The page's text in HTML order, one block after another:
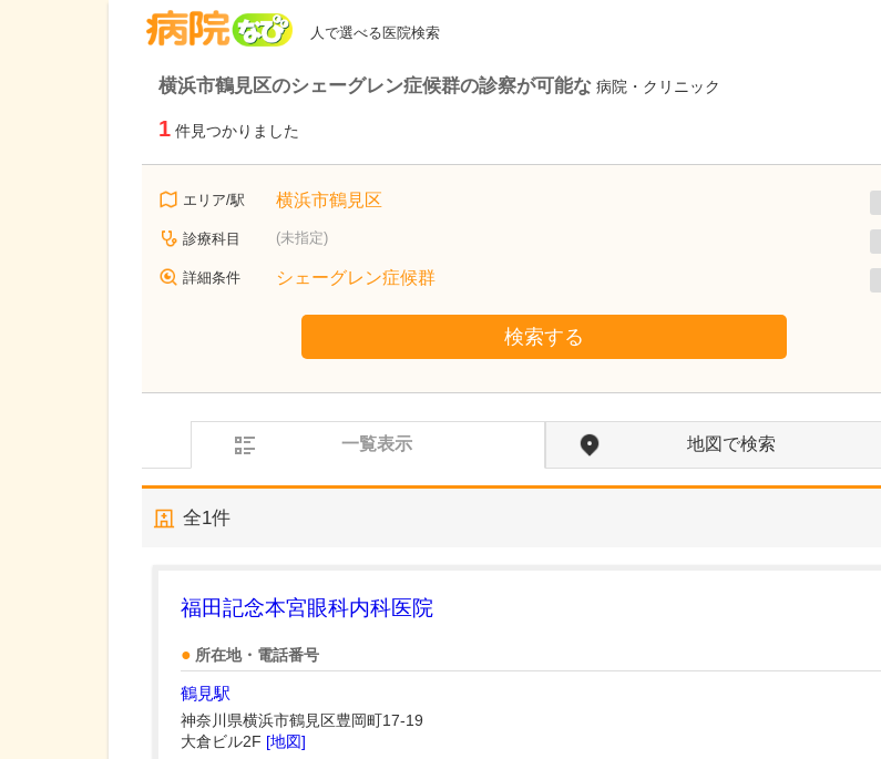
人で選べる医院検索
横浜市鶴見区のシェーグレン症候群の診察が可能な 病院・クリニック
1 件見つかりました
エリア/駅 横浜市鶴見区
診療科目 (未指定)
詳細条件 シェーグレン症候群
検索する
一覧表示 地図で検索
全1件
福田記念本宮眼科内科医院
所在地・電話番号
鶴見駅
神奈川県横浜市鶴見区豊岡町17-19
大倉ビル2F [地図]
神奈川県横浜市鶴見区
高橋まことエキナカクリニック鶴見
高橋 誠 院長
齊藤 志子 副院長 取材記事
時間は、通勤・通学の前